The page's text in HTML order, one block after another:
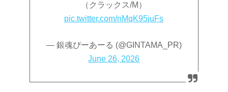
（クラックス/M）
pic.twitter.com/nMqK95juFs
— 銀魂ぴーあーる (@GINTAMA_PR)
June 26, 2026